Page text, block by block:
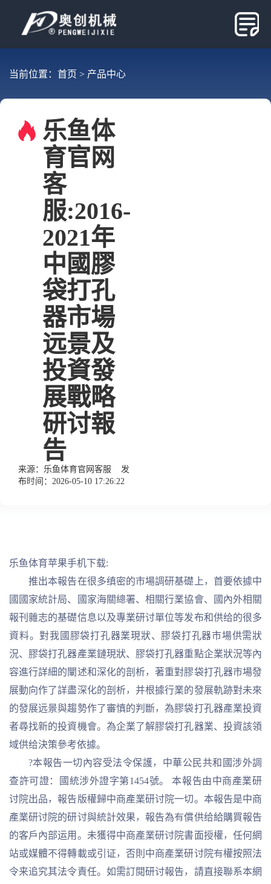
当前位置： 首页 > 产品中心
乐鱼体
育官网
客
服:2016-
2021年
中國膠
袋打孔
器市場
远景及
投資發
展戰略
研讨報
告
来源： 乐鱼体育官网客服 发
布时间：2026-05-10 17:26:22
乐鱼体育苹果手机下载:
推出本報告在很多缜密的市場調研基礎上，首要依據中
國國家統計局、國家海關總署、相關行業協會、國內外相關
報刊雜志的基礎信息以及專業研讨單位等发布和供给的很多
資料。對我國膠袋打孔器業現狀、膠袋打孔器市場供需狀
況、膠袋打孔器產業鏈現狀、膠袋打孔器重點企業狀況等內
容進行詳細的闡述和深化的剖析，著重對膠袋打孔器市場發
展動向作了詳盡深化的剖析，并根據行業的發展軌跡對未來
的發展远景與趨勢作了審慎的判斷，為膠袋打孔器產業投資
者尋找新的投資機會。為企業了解膠袋打孔器業、投資該領
域供给決策參考依據。
?本報告一切內容受法令保護，中華公民共和國涉外調
查許可證：國統涉外證字第1454號。 本報告由中商產業研
讨院出品，報告版權歸中商產業研讨院一切。本報告是中商
產業研讨院的研讨與統計效果，報告為有償供给給購買報告
的客戶內部运用。未獲得中商產業研讨院書面授權，任何網
站或媒體不得轉載或引证，否則中商產業研讨院有權按照法
令来追究其法令責任。如需訂閱研讨報告，請直接聯系本網